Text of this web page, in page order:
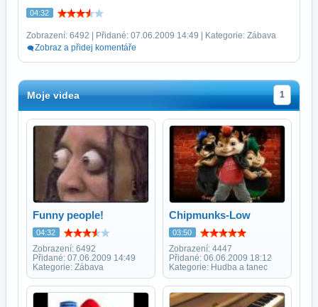
04:32
Zobrazení: 6492 | Přidané: 07.06.2009 14:49 | Kategorie: Zábava
Zobraz a přidej komentáře
Moje videa 1
Funny people!
04:32
Zobrazení: 6492
Přidané: 07.06.2009 14:49
Kategorie: Zábava
Chipmunks-Low
03:50
Zobrazení: 4447
Přidané: 06.06.2009 18:12
Kategorie: Hudba a tanec